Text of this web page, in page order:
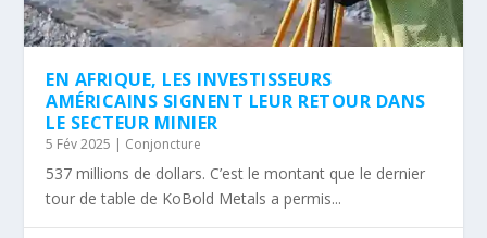
EN AFRIQUE, LES INVESTISSEURS
AMÉRICAINS SIGNENT LEUR RETOUR DANS
LE SECTEUR MINIER
5 Fév 2025 Conjoncture
537 millions de dollars. C’est le montant que le dernier
tour de table de KoBold Metals a permis...